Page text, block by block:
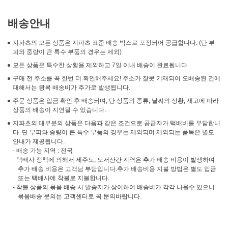
배송안내
지파츠의 모든 상품은 지파츠 표준 배송 박스로 포장되어 공급합니다. (단 부
피와 중량이 큰 특수 부품의 경우는 제외)
모든 상품은 특수한 상황을 제외하고 7일 이내 배송이 완료됩니다.
구매 전 주소를 꼭 한번 더 확인해주세요! 주소가 잘못 기재되어 오배송된 건에
대해서는 왕복 배송비가 추가로 발생됩니다.
주문 상품은 입금 확인 후 배송되며, 단 상품의 종류, 날씨의 상황, 재고에 따라
상품의 배송이 지연될 수 있습니다.
지파츠의 대부분의 상품은 다음과 같은 조건으로 공급자가 택배비를 부담합니
다. 단 부피와 중량이 큰 특수 부품의 경우는 제외되며 제외되는 품목은 별도
안내가 제공됩니다.
- 배송 가능 지역 : 전국
- 택배사 정책에 의해서 제주도, 도서산간 지역은 추가 배송 비용이 발생하며
추가 배송 비용은 고객님 부담입니다.추가 배송비용 지불 방법은 별도 입금
또는 택배사에 착불로 지불합니다.
- 착불 상품의 묶음 배송 시 발송지가 상이하여 배송비가 각각 나올수 있으니
묶음배송 문의는 고객센터로 꼭 문의바랍니다.